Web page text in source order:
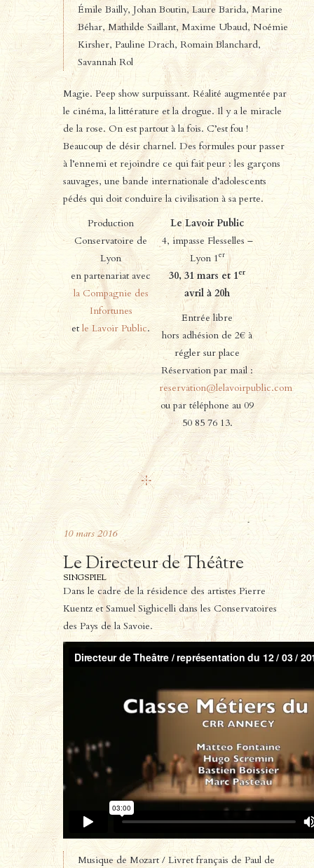
Émile Bailly, Johan Boutin, Laure Barida, Marine
Béhar, Mathilde Saillant, Maxime Ubaud, Noémie
Kirsher, Pauline Drach, Romain Blanchard,
Savannah Rol
Magie. Peep show surpuissant. Réalité augmentée par
le cinéma, la littérature et la drogue. Il y a le miracle
de la rose. On est partout à la fois. C’est fou !
Beaucoup de désir charnel. Des formules pour passer
à l’ennemi et rejoindre ce qui fait peur : les garçons
sauvages, une bande internationale d’adolescents
pédés qui doit conduire la civilisation à sa perte.
Production
Conservatoire de
Lyon
en partenariat avec
la Compagnie des
Infortunes
etle Lavoir Public.
Le Lavoir Public
4, impasse Flesselles –
Lyon 1er
30, 31 mars et 1er
avril à 20h
Entrée libre
hors adhésion de 2€ à
régler sur place
Réservation par mail :
reservation@lelavoirpublic.com
ou par téléphone au 09
50 85 76 13.
10 mars 2016
Le Directeur de Théâtre
SINGSPIEL
Dans le cadre de la résidence des artistes Pierre
Kuentz et Samuel Sighicelli dans les Conservatoires
des Pays de la Savoie.
Musique de Mozart / Livret français de Paul de